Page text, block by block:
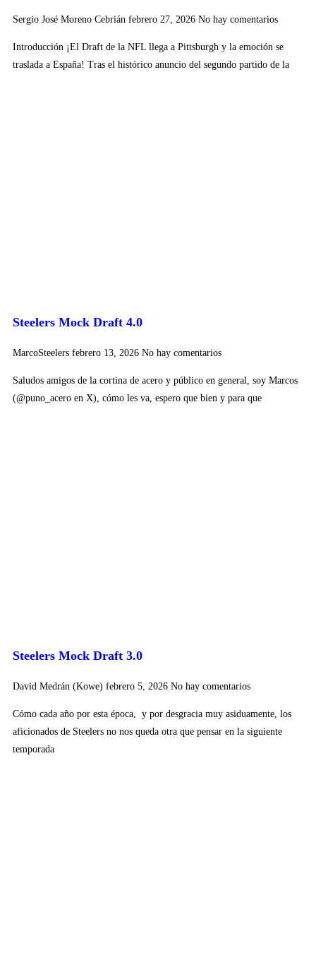
Sergio José Moreno Cebrián febrero 27, 2026 No hay comentarios
Introducción ¡El Draft de la NFL llega a Pittsburgh y la emoción se
traslada a España! Tras el histórico anuncio del segundo partido de la
Steelers Mock Draft 4.0
MarcoSteelers febrero 13, 2026 No hay comentarios
Saludos amigos de la cortina de acero y público en general, soy Marcos
(@puno_acero en X), cómo les va, espero que bien y para que
Steelers Mock Draft 3.0
David Medrán (Kowe) febrero 5, 2026 No hay comentarios
Cómo cada año por esta época, y por desgracia muy asiduamente, los
aficionados de Steelers no nos queda otra que pensar en la siguiente
temporada